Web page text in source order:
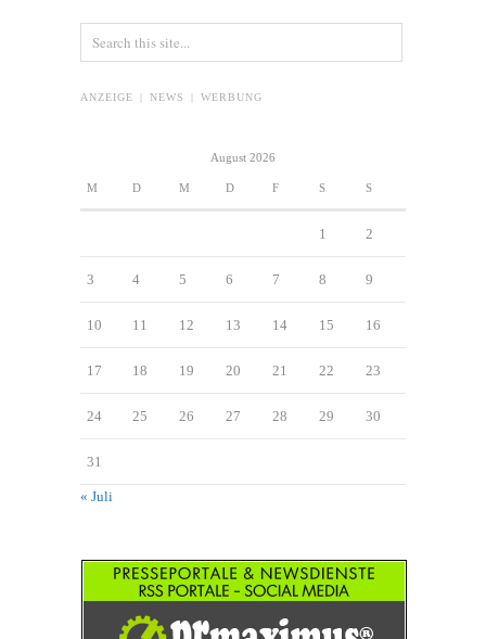
ANZEIGE | NEWS | WERBUNG
August 2026
M D M D F S S
1 2
3 4 5 6 7 8 9
10 11 12 13 14 15 16
17 18 19 20 21 22 23
24 25 26 27 28 29 30
31
« Juli